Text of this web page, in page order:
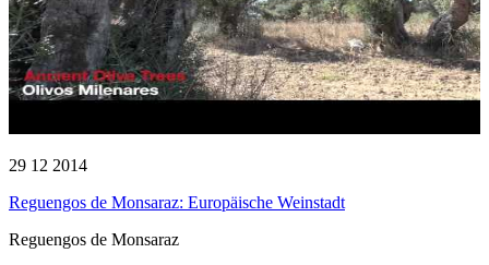
29 12 2014
Reguengos de Monsaraz: Europäische Weinstadt
Reguengos de Monsaraz